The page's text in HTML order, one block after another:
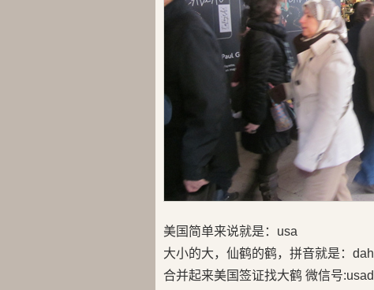
美国简单来说就是：usa
大小的大，仙鹤的鹤，拼音就是：
合并起来美国签证找大鹤 微信号